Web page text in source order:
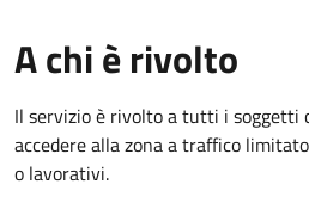
A chi è rivolto
Il servizio è rivolto a tutti i soggetti
accedere alla zona a traffico
o lavorativi.